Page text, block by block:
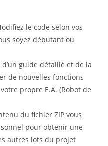
le code selon vos
soyez débutant ou
d’un guide détaillé et de la
de nouvelles fonctions
propre E.A. (Robot de
du fichier ZIP vous
pour obtenir une
autres lots du projet